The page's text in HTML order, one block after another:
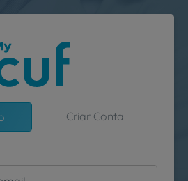
principal
Criar Conta